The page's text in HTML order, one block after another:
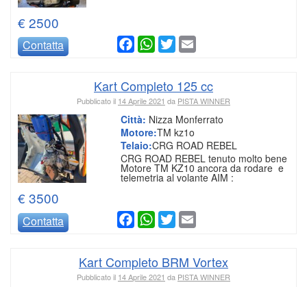
€ 2500
Contatta Facebook
WhatsApp
Twitter
Kart Completo 125 cc
Pubblicato il 14 Aprile 2021 da PISTA WINNER
€ 3500
Città: Nizza Monferrato
Motore:TM kz1o
Telaio:CRG ROAD REBEL
CRG ROAD REBEL tenuto molto bene
Motore TM KZ10 ancora da rodare e
telemetria al volante AIM :
Contatta Facebook
WhatsApp
Twitter
Kart Completo BRM Vortex
Pubblicato il 14 Aprile 2021 da PISTA WINNER